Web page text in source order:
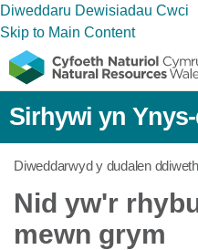
Diweddaru Dewisiadau Cwci
Skip to Main Content
Sirhywi yn
Diweddarwyd y dudalen
Nid yw'r
mewn grym